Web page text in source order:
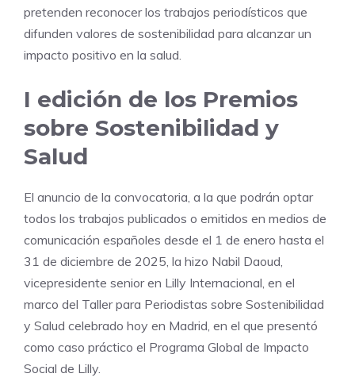
pretenden reconocer los trabajos periodísticos que
difunden valores de sostenibilidad para alcanzar un
impacto positivo en la salud.
I edición de los Premios
sobre Sostenibilidad y
Salud
El anuncio de la convocatoria, a la que podrán optar
todos los trabajos publicados o emitidos en medios de
comunicación españoles desde el 1 de enero hasta el
31 de diciembre de 2025, la hizo Nabil Daoud,
vicepresidente senior en Lilly Internacional, en el
marco del Taller para Periodistas sobre Sostenibilidad
y Salud celebrado hoy en Madrid, en el que presentó
como caso práctico el Programa Global de Impacto
Social de Lilly.